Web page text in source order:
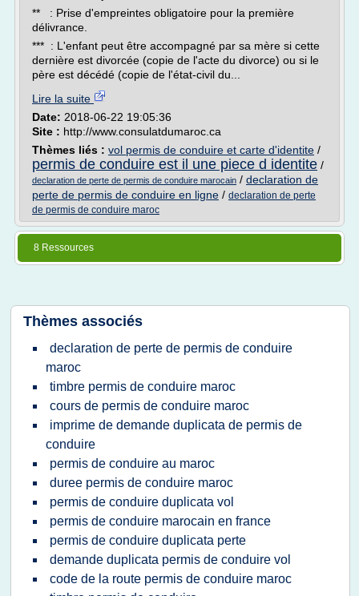
** : Prise d'empreintes obligatoire pour la première
délivrance.
*** : L'enfant peut être accompagné par sa mère si cette
dernière est divorcée (copie de l'acte du divorce) ou si le
père est décédé (copie de l'état-civil du...
Lire la suite
Date: 2018-06-22 19:05:36
Site : http://www.consulatdumaroc.ca
Thèmes liés : vol permis de conduire et carte d'identite /
permis de conduire est il une piece d identite /
declaration de perte de permis de conduire marocain / declaration de
perte de permis de conduire en ligne / declaration de perte
de permis de conduire maroc
8 Ressources
Thèmes associés
declaration de perte de permis de conduire
maroc
timbre permis de conduire maroc
cours de permis de conduire maroc
imprime de demande duplicata de permis de
conduire
permis de conduire au maroc
duree permis de conduire maroc
permis de conduire duplicata vol
permis de conduire marocain en france
permis de conduire duplicata perte
demande duplicata permis de conduire vol
code de la route permis de conduire maroc